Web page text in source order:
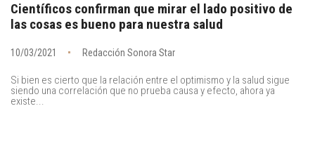
Científicos confirman que mirar el lado positivo de
las cosas es bueno para nuestra salud
10/03/2021 Redacción Sonora Star
Si bien es cierto que la relación entre el optimismo y la salud sigue
siendo una correlación que no prueba causa y efecto, ahora ya
existe...